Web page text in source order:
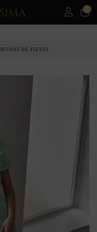
MONOS DE FIESTA